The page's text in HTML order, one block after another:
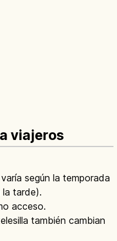
viajeros
según la temporada
tarde).
acceso.
también cambian